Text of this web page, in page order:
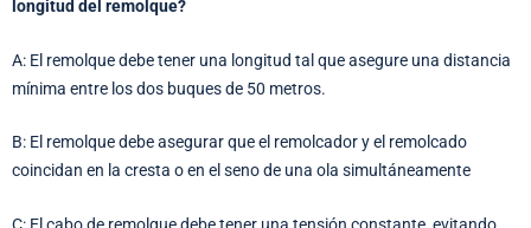
longitud del remolque?
A: El remolque debe tener una longitud tal que asegure una distancia
mínima entre los dos buques de 50 metros.
B: El remolque debe asegurar que el remolcador y el remolcado
coincidan en la cresta o en el seno de una ola simultáneamente